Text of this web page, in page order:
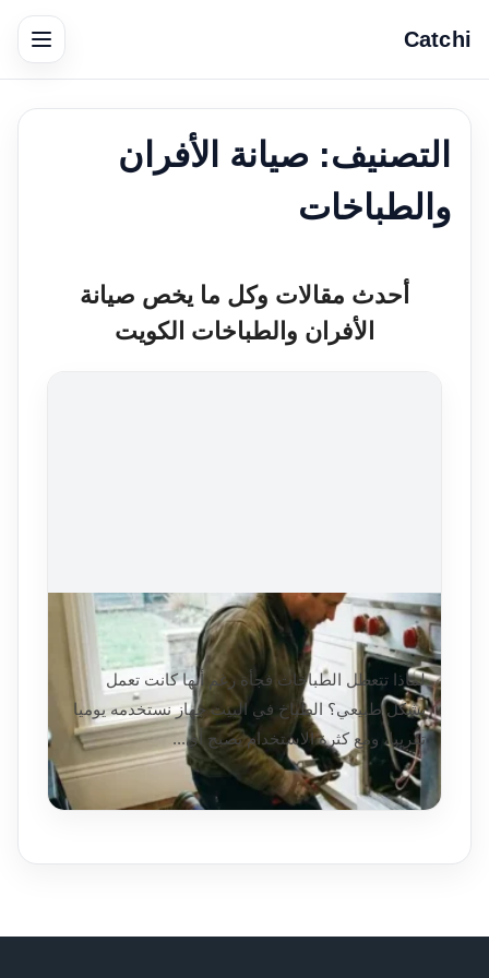
Catchi
التصنيف: صيانة الأفران
والطباخات
أحدث مقالات وكل ما يخص صيانة
الأفران والطباخات الكويت
إشارات مبكرة تدل على أن الطباخ يحتاج
لفحص
لماذا تتعطل الطباخات فجأة رغم أنها كانت تعمل
بشكل طبيعي؟ الطباخ في البيت جهاز نستخدمه يوميا
تقريبا، ومع كثرة الاستخدام يصبح أي...
اقرأ التفاصيل 2026/01/03